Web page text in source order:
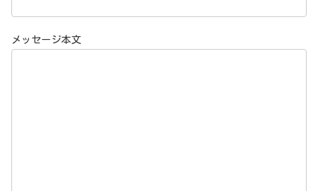
メッセージ本文